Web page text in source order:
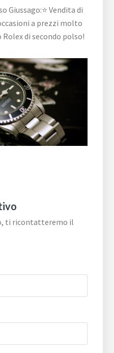
Giussago:⭐ Vendita di
a prezzi molto
di secondo polso!
ti ricontatteremo il